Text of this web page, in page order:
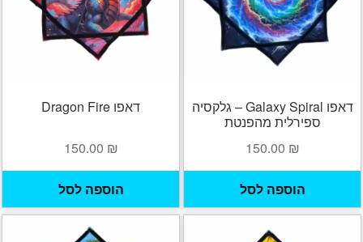
דאפו Galaxy Spiral – גלקסיה
ספירלית מהפנטת
150.00 ₪
הוספה לסל
דאפו Dragon Fire
150.00 ₪
הוספה לסל